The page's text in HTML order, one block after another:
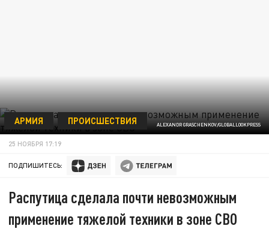
ALEXANDR GRASCHENKOV/GLOBALLOOKPRESS
АРМИЯ ПРОИСШЕСТВИЯ
25 НОЯБРЯ 17:19
ПОДПИШИТЕСЬ:
Распутица сделала почти невозможным
применение тяжелой техники в зоне СВО